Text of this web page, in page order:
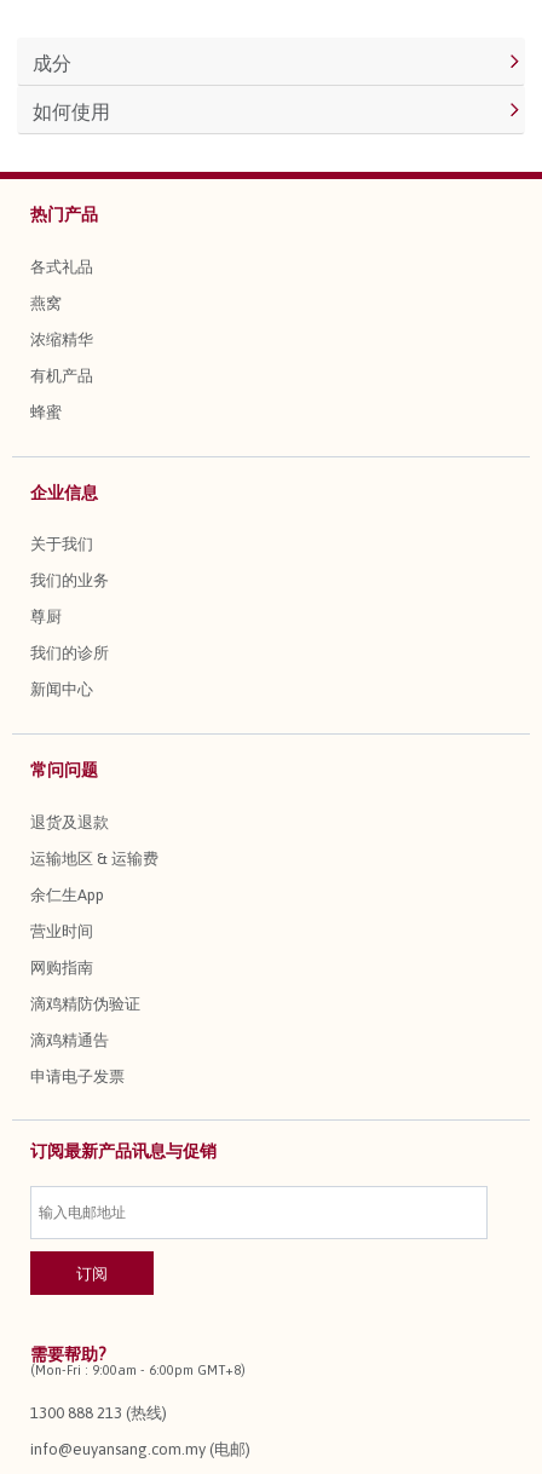
成分
如何使用
热门产品
各式礼品
燕窝
浓缩精华
有机产品
蜂蜜
企业信息
关于我们
我们的业务
尊厨
我们的诊所
新闻中心
常问问题
退货及退款
运输地区 & 运输费
余仁生App
营业时间
网购指南
滴鸡精防伪验证
滴鸡精通告
申请电子发票
订阅最新产品讯息与促销
需要帮助?
(Mon-Fri : 9:00am - 6:00pm GMT+8)
1300 888 213 (热线)
info@euyansang.com.my (电邮)